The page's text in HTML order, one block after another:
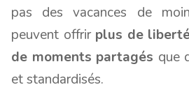
pas des vacances de
peuvent offrir plus de
de moments partagés que
et standardisés.